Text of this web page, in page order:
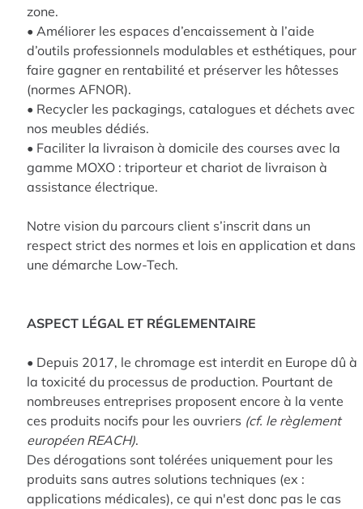
zone.
• Améliorer les espaces d’encaissement à l’aide
d’outils professionnels modulables et esthétiques, pour
faire gagner en rentabilité et préserver les hôtesses
(normes AFNOR).
• Recycler les packagings, catalogues et déchets avec
nos meubles dédiés.
• Faciliter la livraison à domicile des courses avec la
gamme MOXO : triporteur et chariot de livraison à
assistance électrique.
Notre vision du parcours client s’inscrit dans un
respect strict des normes et lois en application et dans
une démarche Low-Tech.
ASPECT LÉGAL ET RÉGLEMENTAIRE
• Depuis 2017, le chromage est interdit en Europe dû à
la toxicité du processus de production. Pourtant de
nombreuses entreprises proposent encore à la vente
ces produits nocifs pour les ouvriers (cf. le règlement
européen REACH).
Des dérogations sont tolérées uniquement pour les
produits sans autres solutions techniques (ex :
applications médicales), ce qui n'est donc pas le cas